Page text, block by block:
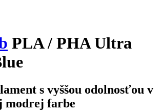
PLA / PHA Ultra
s vyššou odolnosťou v
modrej farbe